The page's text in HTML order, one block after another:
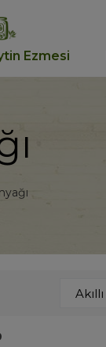
Ezmesi